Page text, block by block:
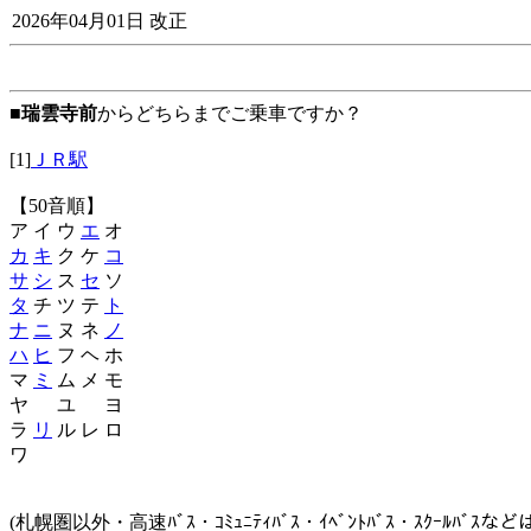
2026年04月01日 改正
■瑞雲寺前からどちらまでご乗車ですか？
[1] ＪＲ駅
【50音順】
ア イ ウ エ オ
カ キ ク ケ コ
サ シ ス セ ソ
タ チ ツ テ
ト
ナ ニ ヌ ネ ノ
ハ ヒ フ ヘ ホ
マ ミ
ム メ モ
ヤ ユ ヨ
ラ リ ル レ ロ
ワ
(札幌圏以外・高速ﾊﾞｽ・ｺﾐｭﾆﾃｨﾊﾞｽ・ｲﾍﾞﾝﾄﾊﾞｽ・ｽｸｰﾙﾊﾞｽな